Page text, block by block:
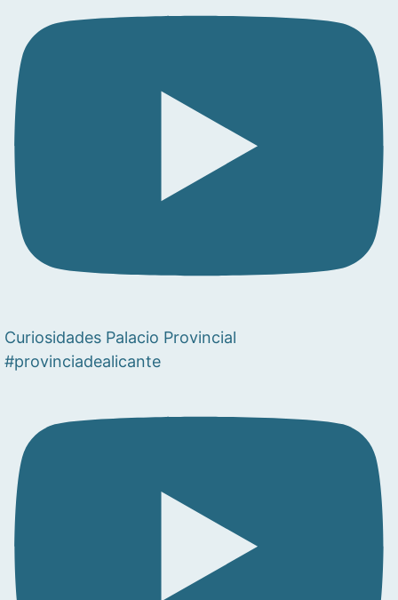
Curiosidades Palacio Provincial
#provinciadealicante